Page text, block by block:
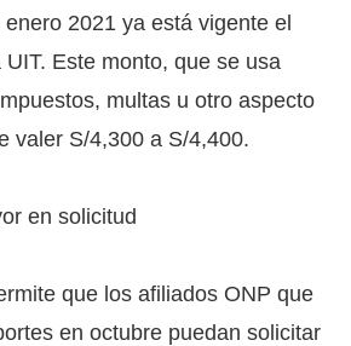
2021 ya está vigente el
Este monto, que se usa
multas u otro aspecto
valer S/4,300 a S/4,400.
en solicitud
que los afiliados ONP que
en octubre puedan solicitar